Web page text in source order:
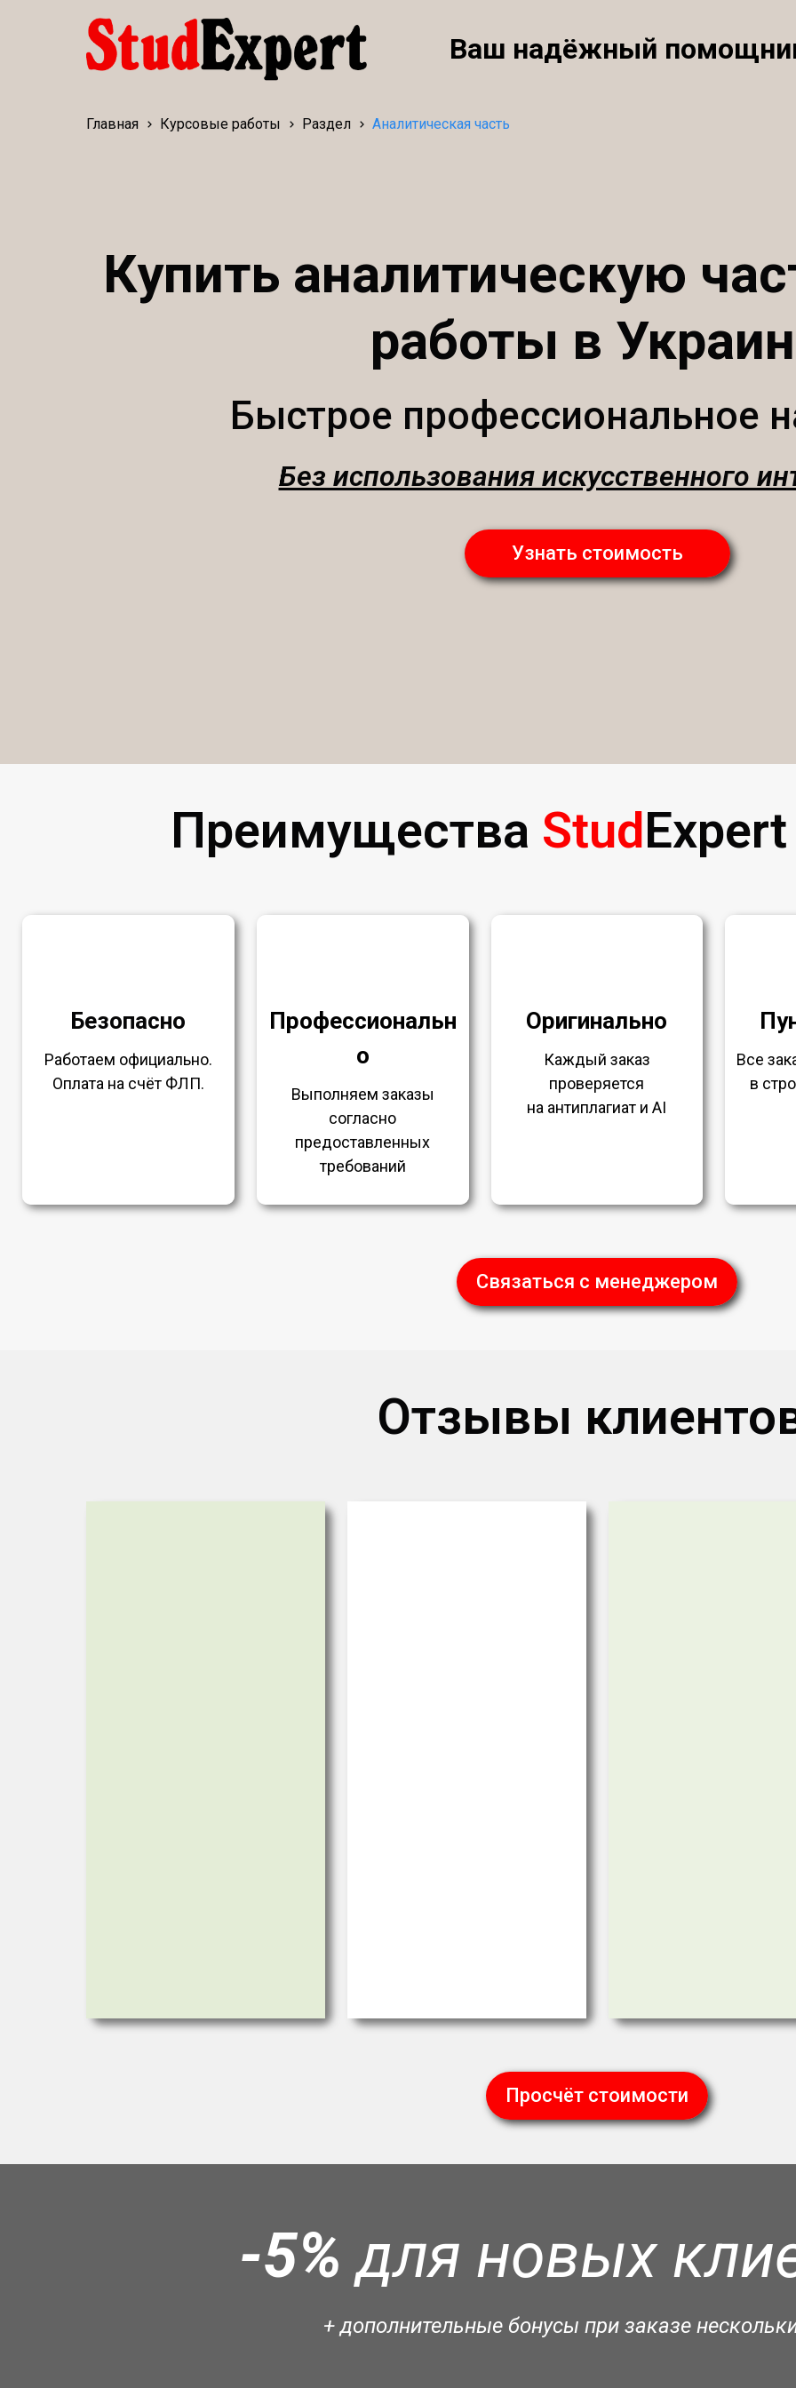
Ваш надёжный
Купить аналитическую
работы в
Быстрое профессиональное
Без использования искусственного
Узнать стоимость
Главная Курсовые работы Раздел Аналитическая часть
Преимущества Stud
Безопасно
Работаем официально.
Оплата на счёт ФЛП.
Профессиональн
о
Выполняем заказы
согласно
предоставленных
требований
Оригинально
Каждый заказ
проверяется
на антиплагиат и AI
Все
в
Связаться с менеджером
Отзывы
Просчёт стоимости
-5% для новых
+ дополнительные бонусы при заказе